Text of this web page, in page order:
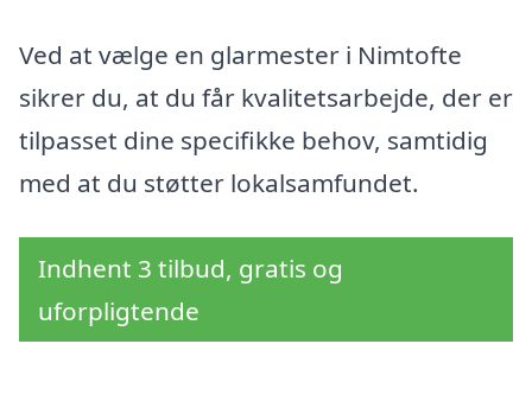
Ved at vælge en glarmester i Nimtofte
sikrer du, at du får kvalitetsarbejde, der er
tilpasset dine specifikke behov, samtidig
med at du støtter lokalsamfundet.
Indhent 3 tilbud, gratis og
uforpligtende